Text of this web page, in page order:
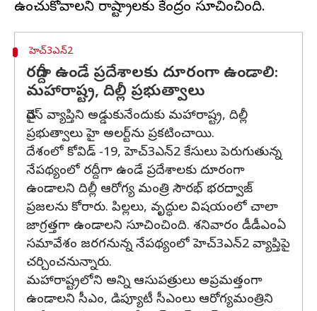
హెచ్3ఎన్2
రద్దీగా ఉండే ప్రదేశాలకు దూరంగా ఉండాలి:
మహారాష్ట్ర, దిల్లీ ప్రభుత్వాలు
వైరస్ వ్యాప్తిని అడ్డుకునేందుకు మహారాష్ట్ర, దిల్లీ
ప్రభుత్వాలు హై అలర్ట్‌ను ప్రకటించాయి.
దేశంలో కోవిడ్ -19, హెచ్3ఎన్2 కేసులు పెరుగుతున్న
నేపథ్యంలో రద్దీగా ఉండే ప్రదేశాలకు దూరంగా
ఉండాలని దిల్లీ ఆరోగ్య మంత్రి సౌరభ్ భరద్వాజ్
ప్రజలను కోరారు. పిల్లలు, వృద్ధుల విషయంలో చాలా
జాగ్రత్తగా ఉండాలని సూచించింది. శనివారం డీడీఎంఏ
సమావేశం జరగనున్న నేపథ్యంలో హెచ్3ఎన్2 వ్యాప్తిపై
చర్చించనున్నారు.
మహారాష్ట్రలోని అన్ని ఆసుపత్రులు అప్రమత్తంగా
ఉండాలని సీఎం, డిప్యూటీ సీఎంలు ఆరోగ్యమంత్రిని